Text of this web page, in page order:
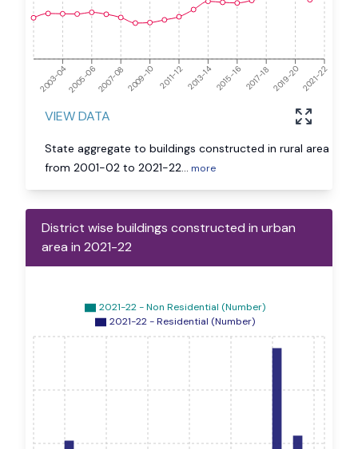
2003-042005-062007-082009-10 2011-122013-142015-162017-182019-202021-22
VIEW DATA
State aggregate to buildings constructed in rural area
from 2001-02 to 2021-22... more
District wise buildings constructed in urban
area in 2021-22
2021-22 - Non Residential (Number)
2021-22 - Residential (Number)